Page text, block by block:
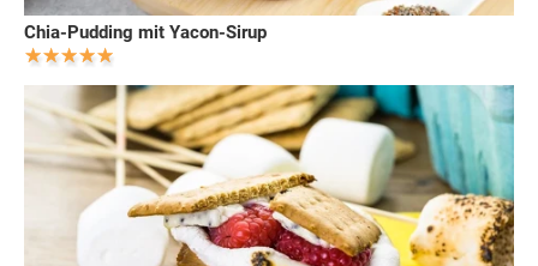
Chia-Pudding mit Yacon-Sirup